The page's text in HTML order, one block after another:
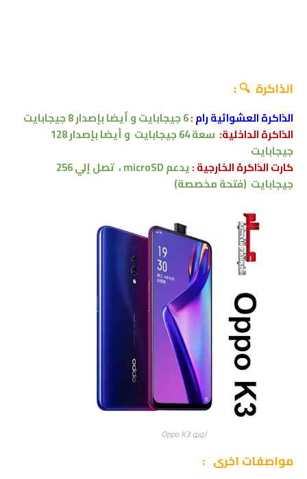
الذاكرة 🔍 :
الذاكرة العشوائية رام:
6جيجابايتو أيضا بإصدار 8 جيجابايت
الذاكرة الداخلية: سعة 64 جيجابايت
و أيضا بإصدار 128
جيجابايت
كارت الذاكرة الخارجية :يدعمmicroSD ، تصل إلي256
جيجابايت (فتحة مخصصة)
اوبو Oppo K3
مواصفات اخرى :